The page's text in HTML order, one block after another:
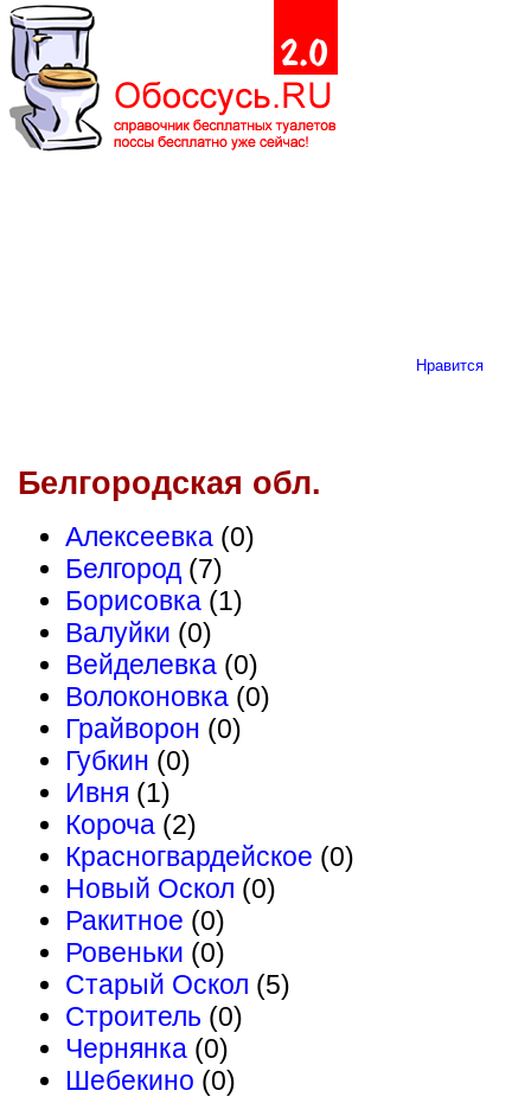
Нравится
Белгородская обл.
Алексеевка (0)
Белгород (7)
Борисовка (1)
Валуйки (0)
Вейделевка (0)
Волоконовка (0)
Грайворон (0)
Губкин (0)
Ивня (1)
Короча (2)
Красногвардейское (0)
Новый Оскол (0)
Ракитное (0)
Ровеньки (0)
Старый Оскол (5)
Строитель (0)
Чернянка (0)
Шебекино (0)